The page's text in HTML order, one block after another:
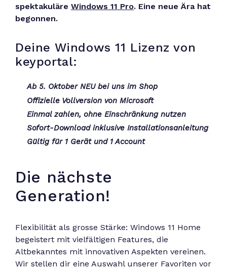
spektakuläre Windows 11 Pro. Eine neue Ära hat
begonnen.
Deine Windows 11 Lizenz von
keyportal:
Ab 5. Oktober NEU bei uns im Shop
Offizielle Vollversion von Microsoft
Einmal zahlen, ohne Einschränkung nutzen
Sofort-Download inklusive Installationsanleitung
Gültig für 1 Gerät und 1 Account
Die nächste
Generation!
Flexibilität als grosse Stärke: Windows 11 Home
begeistert mit vielfältigen Features, die
Altbekanntes mit innovativen Aspekten vereinen.
Wir stellen dir eine Auswahl unserer Favoriten vor